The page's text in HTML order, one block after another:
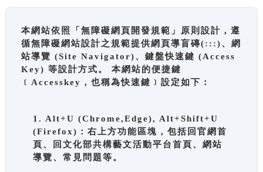
本網站依照「無障礙網頁開發規範」原則設計，遵
循無障礙網站設計之規範提供網頁導盲磚(:::)、網
站導覽 (Site Navigator)、鍵盤快速鍵 (Access
Key) 等設計方式。 本網站的便捷鍵
﹝Accesskey，也稱為快速鍵﹞設定如下：
1. Alt+U (Chrome,Edge), Alt+Shift+U
(Firefox)：右上方功能區塊，包括回官網首
頁、回文化部共構藝文活動平台首頁、網站
導覽、常見問題等。